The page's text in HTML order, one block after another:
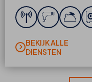
BEKIJK ALLE
DIENSTEN